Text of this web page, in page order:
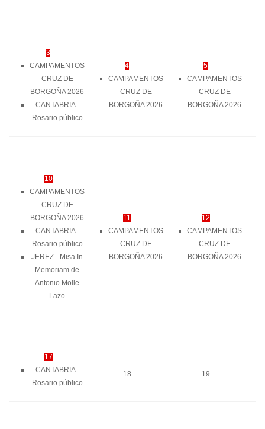
3
CAMPAMENTOS
CRUZ DE
BORGOÑA 2026
CANTABRIA -
Rosario público
4
CAMPAMENTOS
CRUZ DE
BORGOÑA 2026
5
CAMPAMENTOS
CRUZ DE
BORGOÑA 2026
10
CAMPAMENTOS
CRUZ DE
BORGOÑA 2026
CANTABRIA -
Rosario público
JEREZ - Misa In
Memoriam de
Antonio Molle
Lazo
11
CAMPAMENTOS
CRUZ DE
BORGOÑA 2026
12
CAMPAMENTOS
CRUZ DE
BORGOÑA 2026
17
CANTABRIA -
Rosario público
18 19